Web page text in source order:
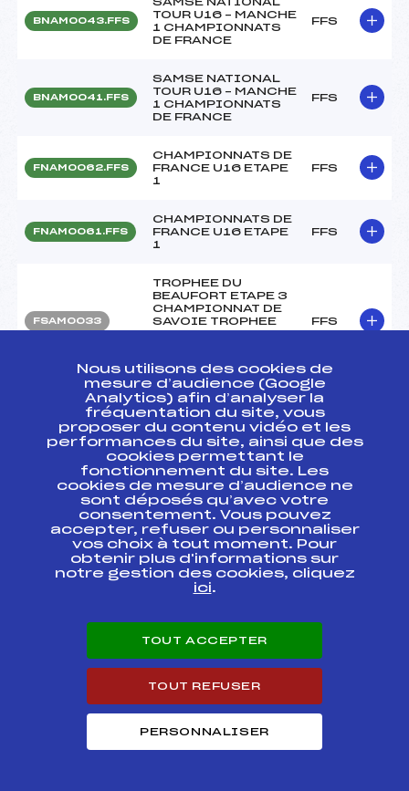
BNAM0043.FFS
TOUR U16 – MANCHE
1 CHAMPIONNATS
DE FRANCE
FFS
BNAM0041.FFS
SAMSE NATIONAL
TOUR U16 – MANCHE
1 CHAMPIONNATS
DE FRANCE
FFS
FNAM0062.FFS
CHAMPIONNATS DE
FRANCE U16 ETAPE
1
FFS
FNAM0061.FFS
CHAMPIONNATS DE
FRANCE U16 ETAPE
1
FFS
FSAM0033
TROPHEE DU
BEAUFORT ETAPE 3
CHAMPIONNAT DE
SAVOIE TROPHEE
BANQUE
FFS
FSAM0021
TROPHEE DU
BEAUFORT ETAPE 2
FFS
Circuits Nordique 2016
Circuits
CHAMPIONNAT DE FRANCE U16 GARCONS
Résultats Nordique 2015
Nous utilisons des cookies de
mesure d’audience (Google
Analytics) afin d’analyser la
fréquentation du site, vous
proposer du contenu vidéo et les
performances du site, ainsi que des
cookies permettant le
fonctionnement du site. Les
cookies de mesure d’audience ne
sont déposés qu’avec votre
consentement. Vous pouvez
accepter, refuser ou personnaliser
vos choix à tout moment. Pour
obtenir plus d'informations sur
notre gestion des cookies, cliquez
ici.
TOUT ACCEPTER
TOUT REFUSER
PERSONNALISER